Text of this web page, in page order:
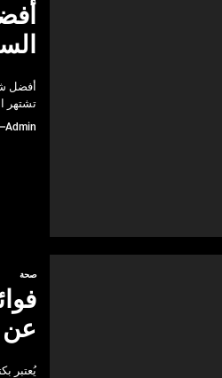
أفضل
تشتهر
Admin
صحة
عن